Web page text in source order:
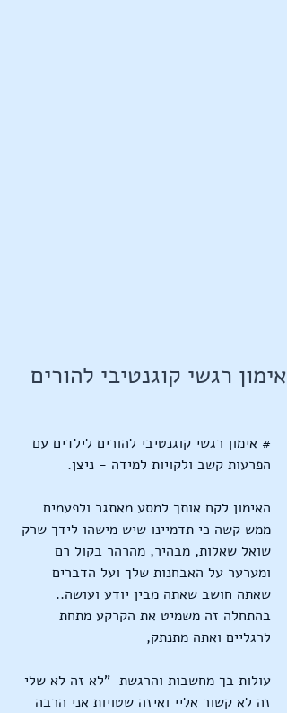
אימון רגשי קוגנטיבי להורים
# אימון רגשי קוגנטיבי להורים לילדים עם
הפרעות קשב ולקויות למידה - ניצן.
האימון לקח אותך למסע מאתגר ולפעמים
ממש קשה כי תדמיינו שיש מישהו לידך שרק
שואל שאלות, מבהיר, מהרהר בקול רם
ומערער על האבחנות שלך ועל הדברים
שאתה חושב שאתה מבין יודע ועושה..
בהתחלה זה משמיט את הקרקע מתחת
לרגליים ואתה מתנתק,
עולות בך מחשבות והרגשת  "לא זה לא שלי
זה לא קשור אליי ואיזה שטויות אני הרבה